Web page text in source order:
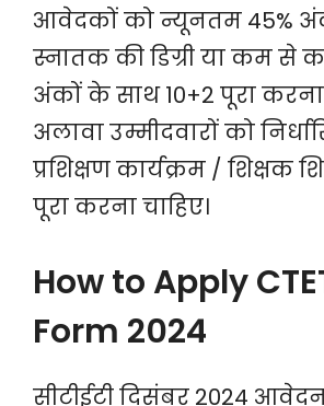
आवेदकों को न्यूनतम 45%
स्नातक की डिग्री या कम से
अंकों के साथ 10+2 पूरा
अलावा उम्मीदवारों को
प्रशिक्षण कार्यक्रम / शिक्षक
पूरा करना चाहिए।
How to Apply
Form 2024
सीटीईटी दिसंबर 2024